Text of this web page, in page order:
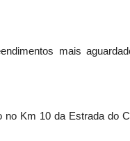
mais
no Km 10 da Estrada do